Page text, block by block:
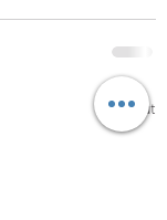
Voir tout